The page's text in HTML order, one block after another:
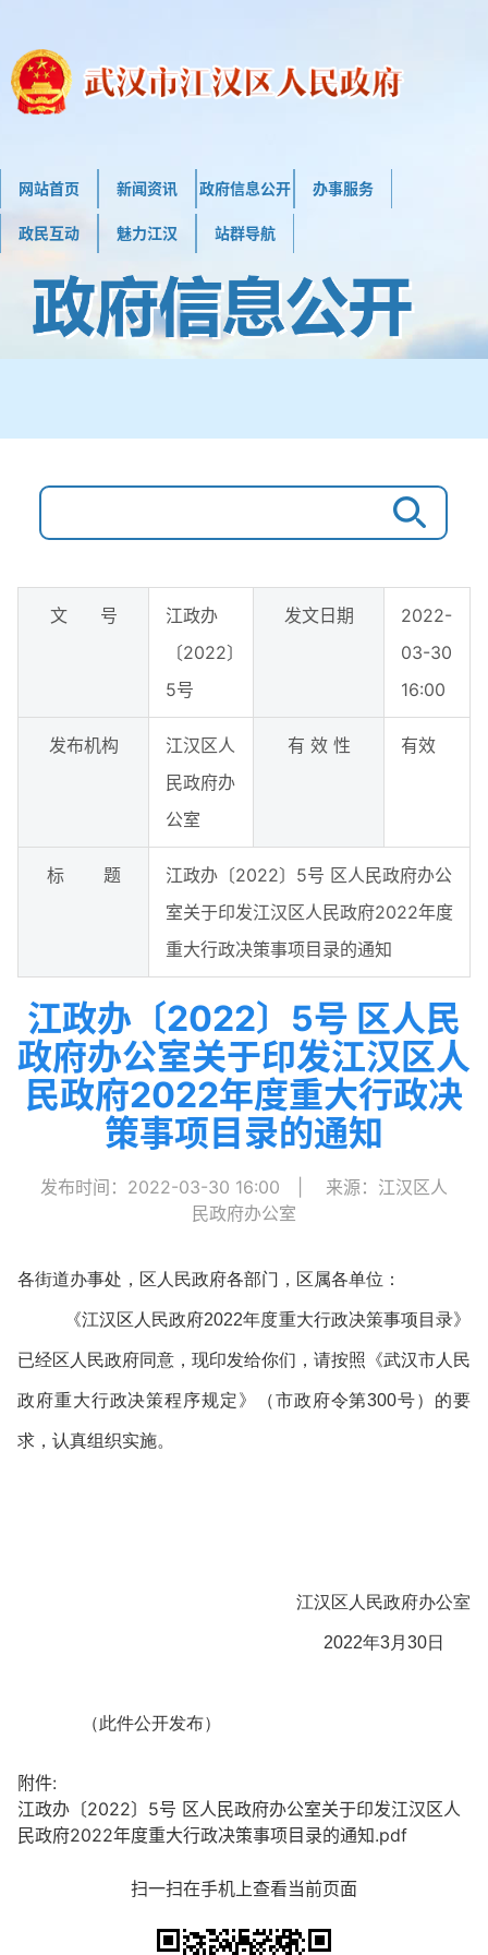
网站首页 新闻资讯 政府信息公开 办事服务
政民互动 魅力江汉 站群导航
文 号
江政办
〔2022〕
5号
发文日期
2022-
03-30
16:00
发布机构
江汉区人
民政府办
公室
有 效 性 有效
标 题
江政办〔2022〕5号 区人民政府办公
室关于印发江汉区人民政府2022年度
重大行政决策事项目录的通知
江政办〔2022〕5号 区人民
政府办公室关于印发江汉区人
民政府2022年度重大行政决
策事项目录的通知
发布时间：2022-03-30 16:00
来源：江汉区人
民政府办公室
各街道办事处，区人民政府各部门，区属各单位：
《江汉区人民政府2022年度重大行政决策事项目录》
已经区人民政府同意，现印发给你们，请按照《武汉市人民
政府重大行政决策程序规定》（市政府令第300号）的要
求，认真组织实施。
江汉区人民政府办公室
2022年3月30日
（此件公开发布）
附件:
江政办〔2022〕5号 区人民政府办公室关于印发江汉区人
民政府2022年度重大行政决策事项目录的通知.pdf
扫一扫在手机上查看当前页面